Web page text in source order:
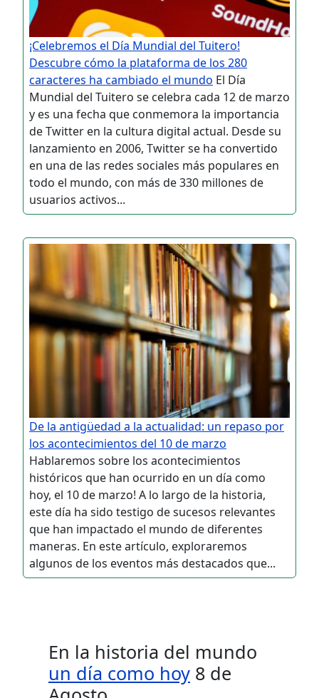
¡Celebremos el Día Mundial del Tuitero!
Descubre cómo la plataforma de los 280
caracteres ha cambiado el mundo El Día
Mundial del Tuitero se celebra cada 12 de marzo
y es una fecha que conmemora la importancia
de Twitter en la cultura digital actual. Desde su
lanzamiento en 2006, Twitter se ha convertido
en una de las redes sociales más populares en
todo el mundo, con más de 330 millones de
usuarios activos...
De la antigüedad a la actualidad: un repaso por
los acontecimientos del 10 de marzo
Hablaremos sobre los acontecimientos
históricos que han ocurrido en un día como
hoy, el 10 de marzo! A lo largo de la historia,
este día ha sido testigo de sucesos relevantes
que han impactado el mundo de diferentes
maneras. En este artículo, exploraremos
algunos de los eventos más destacados que...
En la historia del mundo
un día como hoy 8 de